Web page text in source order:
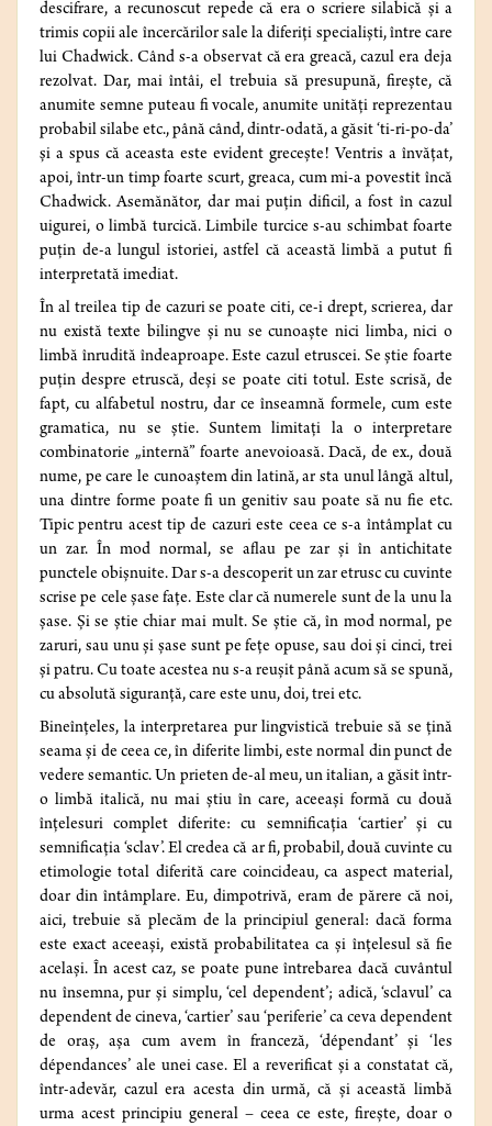
descifrare, a recunoscut repede că era o scriere silabică şi a
trimis copii ale încercărilor sale la diferiţi specialişti, între care
lui Chadwick. Când s-a observat că era greacă, cazul era deja
rezolvat. Dar, mai întâi, el trebuia să presupună, fireşte, că
anumite semne puteau fi vocale, anumite unităţi reprezentau
probabil silabe etc., până când, dintr-odată, a găsit ‘ti-ri-po-da’
şi a spus că aceasta este evident greceşte! Ventris a învăţat,
apoi, într-un timp foarte scurt, greaca, cum mi-a povestit încă
Chadwick. Asemănător, dar mai puţin dificil, a fost în cazul
uigurei, o limbă turcică. Limbile turcice s-au schimbat foarte
puţin de-a lungul istoriei, astfel că această limbă a putut fi
interpretată imediat.
În al treilea tip de cazuri se poate citi, ce-i drept, scrierea, dar
nu există texte bilingve şi nu se cunoaşte nici limba, nici o
limbă înrudită îndeaproape. Este cazul etruscei. Se ştie foarte
puţin despre etruscă, deşi se poate citi totul. Este scrisă, de
fapt, cu alfabetul nostru, dar ce înseamnă formele, cum este
gramatica, nu se ştie. Suntem limitaţi la o interpretare
combinatorie „internă” foarte anevoioasă. Dacă, de ex., două
nume, pe care le cunoaştem din latină, ar sta unul lângă altul,
una dintre forme poate fi un genitiv sau poate să nu fie etc.
Tipic pentru acest tip de cazuri este ceea ce s-a întâmplat cu
un zar. În mod normal, se aflau pe zar şi în antichitate
punctele obişnuite. Dar s-a descoperit un zar etrusc cu cuvinte
scrise pe cele şase faţe. Este clar că numerele sunt de la unu la
șase. Şi se ştie chiar mai mult. Se ştie că, în mod normal, pe
zaruri, sau unu şi şase sunt pe feţe opuse, sau doi şi cinci, trei
şi patru. Cu toate acestea nu s-a reuşit până acum să se spună,
cu absolută siguranţă, care este unu, doi, trei etc.
Bineînţeles, la interpretarea pur lingvistică trebuie să se ţină
seama şi de ceea ce, în diferite limbi, este normal din punct de
vedere semantic. Un prieten de-al meu, un italian, a găsit într-
o limbă italică, nu mai ştiu în care, aceeaşi formă cu două
înţelesuri complet diferite: cu semnificația ‘cartier’ şi cu
semnificația ‘sclav’. El credea că ar fi, probabil, două cuvinte cu
etimologie total diferită care coincideau, ca aspect material,
doar din întâmplare. Eu, dimpotrivă, eram de părere că noi,
aici, trebuie să plecăm de la principiul general: dacă forma
este exact aceeaşi, există probabilitatea ca şi înţelesul să fie
acelaşi. În acest caz, se poate pune întrebarea dacă cuvântul
nu însemna, pur şi simplu, ‘cel dependent’; adică, ‘sclavul’ ca
dependent de cineva, ‘cartier’ sau ‘periferie’ ca ceva dependent
de oraş, aşa cum avem în franceză, ‘dépendant’ şi ‘les
dépendances’ ale unei case. El a reverificat şi a constatat că,
într-adevăr, cazul era acesta din urmă, că şi această limbă
urma acest principiu general – ceea ce este, fireşte, doar o